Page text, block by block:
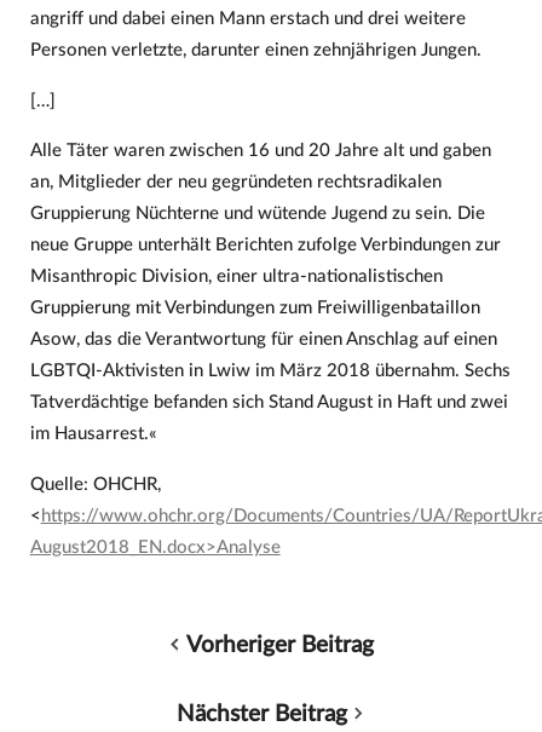
angriff und dabei einen Mann erstach und drei weitere
Personen verletzte, darunter einen zehnjährigen Jungen.
[…]
Alle Täter waren zwischen 16 und 20 Jahre alt und gaben
an, Mitglieder der neu gegründeten rechtsradikalen
Gruppierung Nüchterne und wütende Jugend zu sein. Die
neue Gruppe unterhält Berichten zufolge Verbindungen zur
Misanthropic Division, einer ultra-nationalistischen
Gruppierung mit Verbindungen zum Freiwilligenbataillon
Asow, das die Verantwortung für einen Anschlag auf einen
LGBTQI-Aktivisten in Lwiw im März 2018 übernahm. Sechs
Tatverdächtige befanden sich Stand August in Haft und zwei
im Hausarrest.«
Quelle: OHCHR,
< https://www.ohchr.org/Documents/Countries/UA/
August2018_EN.docx>Analyse
Vorheriger Beitrag
Nächster Beitrag